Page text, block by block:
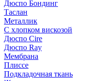
Дюспо Бондинг
Таслан
Металлик
С хлопком вискозой
Дюспо Cire
Дюспо Ray
Мембрана
Плиссе
Подкладочная ткань